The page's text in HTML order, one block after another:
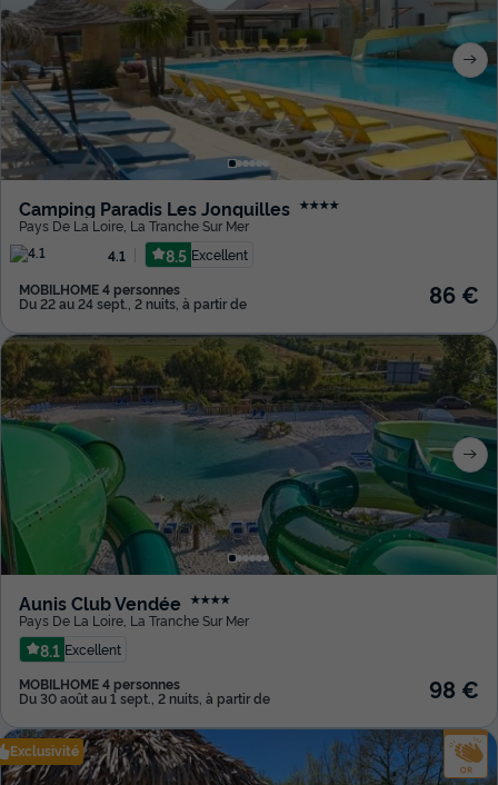
Camping Paradis Les Jonquilles ★★★★
Pays De La Loire La Tranche Sur Mer
4.1
8.5 Excellent
MOBILHOME 4 personnes
Du 22 au 24 sept., 2 nuits, à partir de 86 €
Aunis Club Vendée ★★★★
Pays De La Loire La Tranche Sur Mer
8.1 Excellent
MOBILHOME 4 personnes
Du 30 août au 1 sept., 2 nuits, à partir de 98 €
Exclusivité